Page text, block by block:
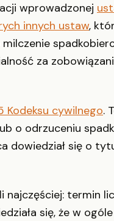
wprowadzonej
innych ustaw,
za
Kodeksu cywilnego.
o odrzuceniu
dowiedział się o
najczęściej: termin
się, że w